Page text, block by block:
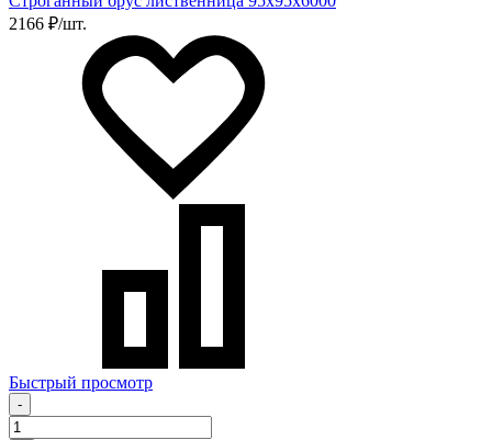
2166 ₽/шт.
Быстрый просмотр
-